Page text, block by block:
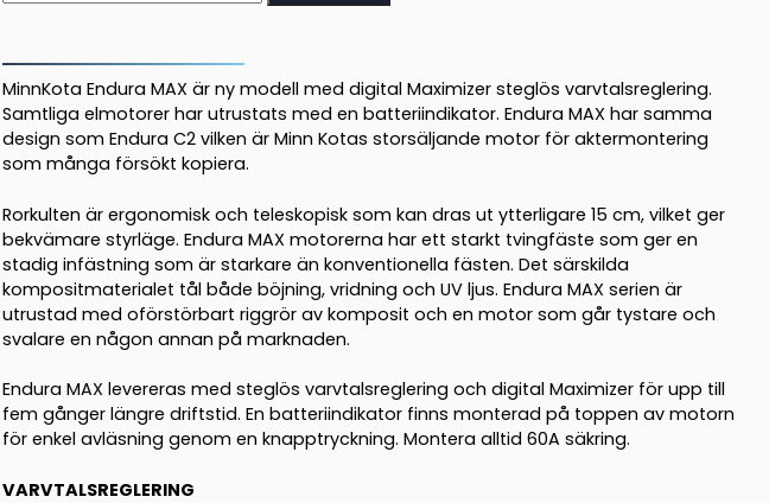
MinnKota Endura MAX är ny modell med digital Maximizer steglös varvtalsreglering.
Samtliga elmotorer har utrustats med en batteriindikator. Endura MAX har samma
design som Endura C2 vilken är Minn Kotas storsäljande motor för aktermontering
som många försökt kopiera.
Rorkulten är ergonomisk och teleskopisk som kan dras ut ytterligare 15 cm, vilket ger
bekvämare styrläge. Endura MAX motorerna har ett starkt tvingfäste som ger en
stadig infästning som är starkare än konventionella fästen. Det särskilda
kompositmaterialet tål både böjning, vridning och UV ljus. Endura MAX serien är
utrustad med oförstörbart riggrör av komposit och en motor som går tystare och
svalare en någon annan på marknaden.
Endura MAX levereras med steglös varvtalsreglering och digital Maximizer för upp till
fem gånger längre driftstid. En batteriindikator finns monterad på toppen av motorn
för enkel avläsning genom en knapptryckning. Montera alltid 60A säkring.
VARVTALSREGLERING